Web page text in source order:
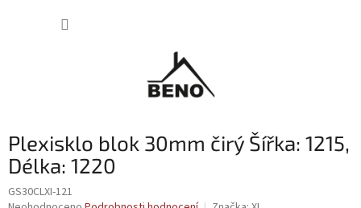
Plexisklo blok 30mm čirý Šířka: 1215,
Délka: 1220
GS30CLXI-121